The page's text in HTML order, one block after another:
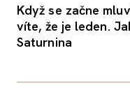
Když se začne
víte, že je leden.
Saturnina